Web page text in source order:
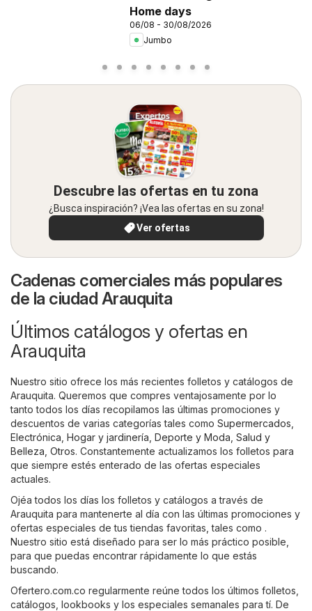
Home days
06/08 - 30/08/2026
Jumbo
Descubre las ofertas en tu zona
¿Busca inspiración? ¡Vea las ofertas en su zona!
Ver ofertas
Cadenas comerciales más populares
de la ciudad Arauquita
Últimos catálogos y ofertas en
Arauquita
Nuestro sitio ofrece los más recientes folletos y catálogos de
Arauquita. Queremos que compres ventajosamente por lo
tanto todos los días recopilamos las últimas promociones y
descuentos de varias categorías tales como Supermercados
Electrónica Hogar y jardinería Deporte y Moda Salud y
Belleza Otros. Constantemente actualizamos los folletos para
que siempre estés enterado de las ofertas especiales
actuales.
Ojéa todos los días los folletos y catálogos a través de
Arauquita para mantenerte al día con las últimas promociones y
ofertas especiales de tus tiendas favoritas, tales como .
Nuestro sitio está diseñado para ser lo más práctico posible,
para que puedas encontrar rápidamente lo que estás
buscando.
Ofertero.com.co regularmente reúne todos los últimos folletos,
catálogos, lookbooks y los especiales semanales para tí. De